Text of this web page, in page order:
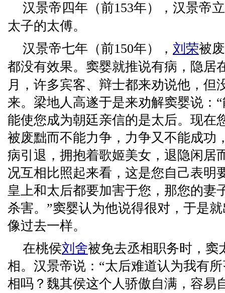
汉景帝四年（前153年），汉景帝立
太子的太傅。
汉景帝七年（前150年）， 刘荣被
都没有效果。窦婴就推说有病，隐居
月，许多宾客、辩士都来劝说他，但
来。梁地人高遂于是来劝解窦婴说：
能使您成为朝廷亲信的是太后。现在
被废黜而不能力争，力争又不能成功
病引退，拥抱着歌姬美女，退隐闲居
况互相比照起来看，这是您自己表明
皇上和太后都要加害于您，那您的妻
杀害。”窦婴认为他说得很对，于是
像过去一样。
在桃侯刘舍被免去丞相职务时，窦
相。汉景帝说：“太后难道认为我有
相吗？魏其侯这个人骄傲自满，容易